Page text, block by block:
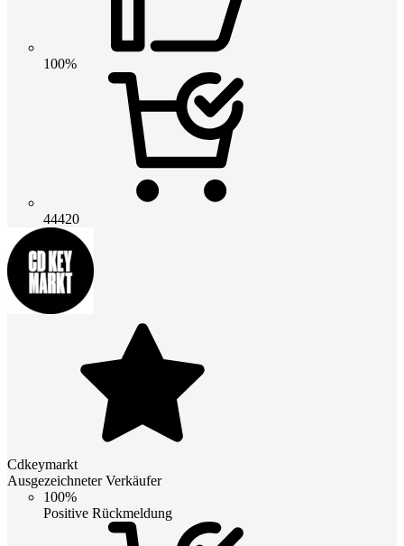
100%
44420
Cdkeymarkt
Ausgezeichneter Verkäufer
100%
Positive Rückmeldung